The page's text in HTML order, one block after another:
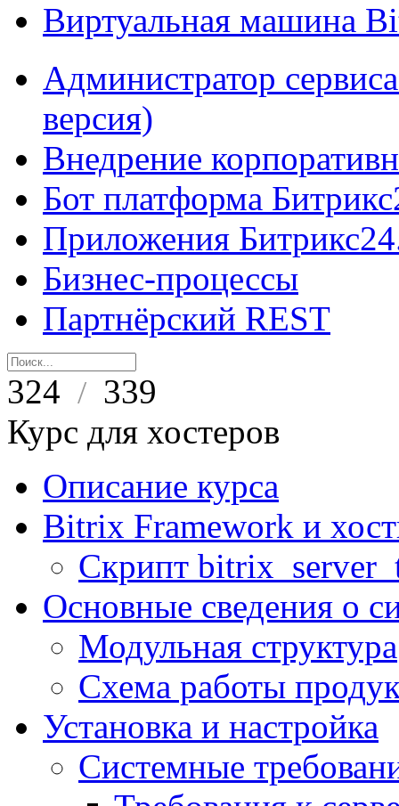
Виртуальная машина
Администратор
версия)
Внедрение
Бот платформа
Приложения
Бизнес-процессы
Партнёрский REST
324 / 339
Курс для хостеров
Описание курса
Bitrix Framework и
Скрипт
Основные сведения о
Модульная структура
Схема работы
Установка и настройка
Системные